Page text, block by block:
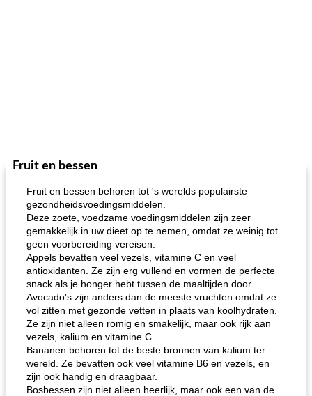
Fruit en bessen
Fruit en bessen behoren tot 's werelds populairste
gezondheidsvoedingsmiddelen.
Deze zoete, voedzame voedingsmiddelen zijn zeer
gemakkelijk in uw dieet op te nemen, omdat ze weinig tot
geen voorbereiding vereisen.
Appels bevatten veel vezels, vitamine C en veel
antioxidanten. Ze zijn erg vullend en vormen de perfecte
snack als je honger hebt tussen de maaltijden door.
Avocado's zijn anders dan de meeste vruchten omdat ze
vol zitten met gezonde vetten in plaats van koolhydraten.
Ze zijn niet alleen romig en smakelijk, maar ook rijk aan
vezels, kalium en vitamine C.
Bananen behoren tot de beste bronnen van kalium ter
wereld. Ze bevatten ook veel vitamine B6 en vezels, en
zijn ook handig en draagbaar.
Bosbessen zijn niet alleen heerlijk, maar ook een van de